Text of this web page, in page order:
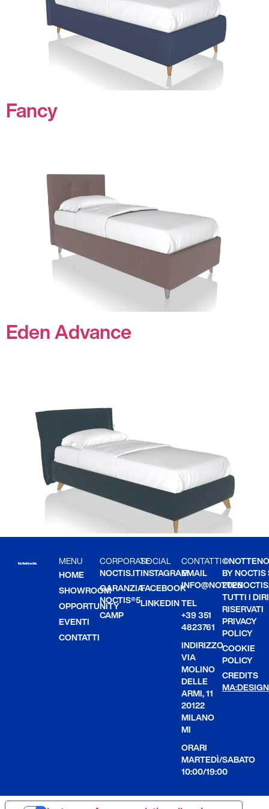
Fancy
Eden Advance
MENU
HOME
SHOWROOM
OPPORTUNITY
EVENTI
CONTATTI
CORPORATE
NOCTIS.IT
GARANZIA
NOCTIS®5
CAMP
SOCIAL
INSTAGRAM
FACEBOOK
LINKEDIN
CONTATTI
EMAIL
TEL
+39 351
4823761
INDIRIZZO
VIA
MOLINO
DELLE
ARMI, 11
20122
MILANO
MI
ORARI
MARTEDÌ/SABATO
10:00/19:00
BY NOCTIS
2026
TUTTI I
RISERVATI
PRIVACY
POLICY
COOKIE
POLICY
CREDITS
MA:DESIGN